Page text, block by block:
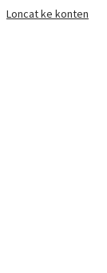
Loncat ke konten